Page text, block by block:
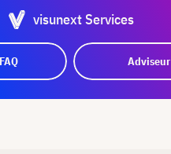
visunext Services
Adviseur